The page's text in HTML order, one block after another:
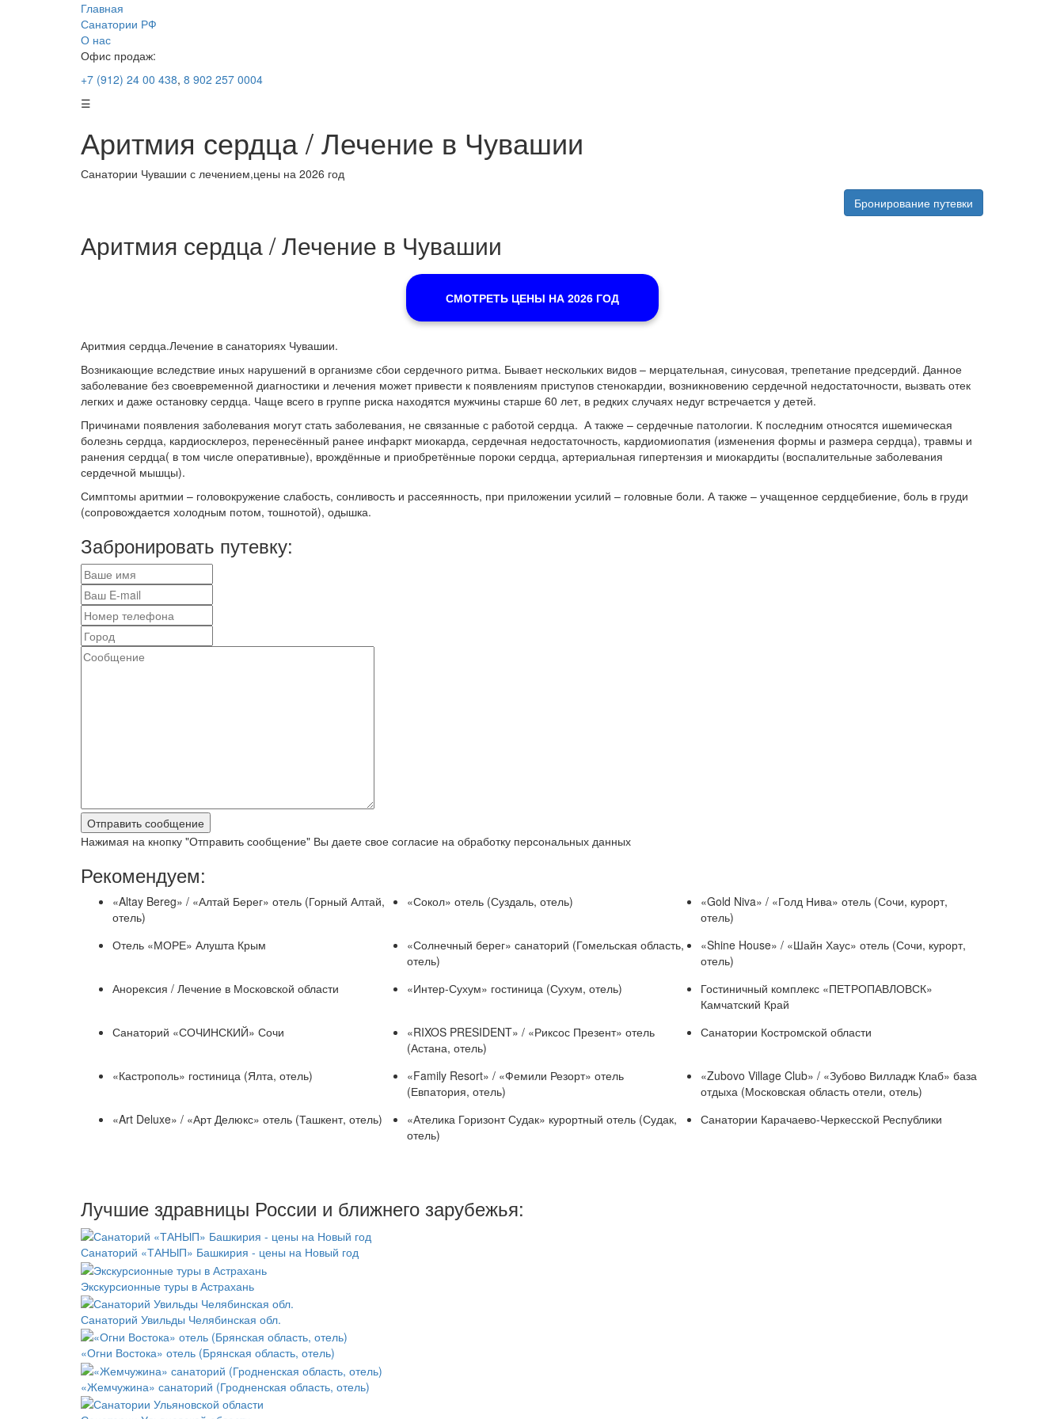
Главная
Санатории РФ
О нас
Офис продаж:
+7 (912) 24 00 438, 8 902 257 0004
☰
Аритмия сердца / Лечение в Чувашии
Санатории Чувашии с лечением,цены на 2026 год
Бронирование путевки
Аритмия сердца / Лечение в Чувашии
СМОТРЕТЬ ЦЕНЫ НА 2026 ГОД
Аритмия сердца.Лечение в санаториях Чувашии.
Возникающие вследствие иных нарушений в организме сбои сердечного ритма. Бывает нескольких видов – мерцательная, синусовая, трепетание предсердий. Данное
заболевание без своевременной диагностики и лечения может привести к появлениям приступов стенокардии, возникновению сердечной недостаточности, вызвать отек
легких и даже остановку сердца. Чаще всего в группе риска находятся мужчины старше 60 лет, в редких случаях недуг встречается у детей.
Причинами появления заболевания могут стать заболевания, не связанные с работой сердца. А также – сердечные патологии. К последним относятся ишемическая
болезнь сердца, кардиосклероз, перенесённый ранее инфаркт миокарда, сердечная недостаточность, кардиомиопатия (изменения формы и размера сердца), травмы и
ранения сердца( в том числе оперативные), врождённые и приобретённые пороки сердца, артериальная гипертензия и миокардиты (воспалительные заболевания
сердечной мышцы).
Симптомы аритмии – головокружение слабость, сонливость и рассеянность, при приложении усилий – головные боли. А также – учащенное сердцебиение, боль в груди
(сопровождается холодным потом, тошнотой), одышка.
Забронировать путевку:
Нажимая на кнопку "Отправить сообщение" Вы даете свое согласие на обработку персональных данных
Рекомендуем:
«Altay Bereg» / «Алтай Берег» отель (Горный Алтай,
отель)
«Сокол» отель (Суздаль, отель)
«Gold Niva» / «Голд Нива» отель (Сочи, курорт,
отель)
Отель «МОРЕ» Алушта Крым
«Солнечный берег» санаторий (Гомельская область,
отель)
«Shine House» / «Шайн Хаус» отель (Сочи, курорт,
отель)
Анорексия / Лечение в Московской области
«Интер-Сухум» гостиница (Сухум, отель)
Гостиничный комплекс «ПЕТРОПАВЛОВСК»
Камчатский Край
Санаторий «СОЧИНСКИЙ» Сочи
«RIXOS PRESIDENT» / «Риксос Презент» отель
(Астана, отель)
Санатории Костромской области
«Кастрополь» гостиница (Ялта, отель)
«Family Resort» / «Фемили Резорт» отель
(Евпатория, отель)
«Zubovo Village Club» / «Зубово Вилладж Клаб» база
отдыха (Московская область отели, отель)
«Art Deluxe» / «Арт Делюкс» отель (Ташкент, отель)
«Ателика Горизонт Судак» курортный отель (Судак,
отель)
Санатории Карачаево-Черкесской Республики
Лучшие здравницы России и ближнего зарубежья:
Санаторий «ТАНЫП» Башкирия - цены на Новый год
Экскурсионные туры в Астрахань
Санаторий Увильды Челябинская обл.
«Огни Востока» отель (Брянская область, отель)
«Жемчужина» санаторий (Гродненская область, отель)